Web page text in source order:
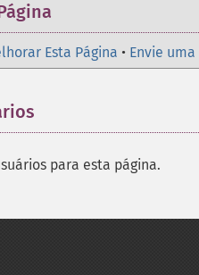
Esta Página • Envie
para esta página.